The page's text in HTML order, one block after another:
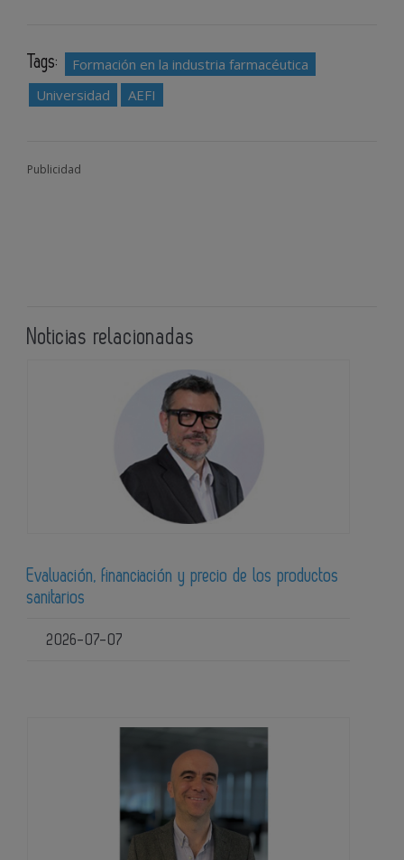
Tags:
Formación en la industria farmacéutica
Universidad
AEFI
Publicidad
Noticias relacionadas
Evaluación, financiación y precio de los productos
sanitarios
2026-07-07